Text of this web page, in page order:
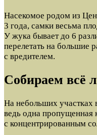
Насекомое родом из
3 года, самки весьма
У жука бывает до 6
перелетать на большие
с вредителем.
Собираем всё
На небольших участках
ведь одна пропущенная
с концентрированным